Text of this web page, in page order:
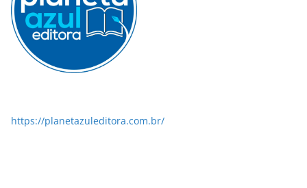
https://planetazuleditora.com.br/